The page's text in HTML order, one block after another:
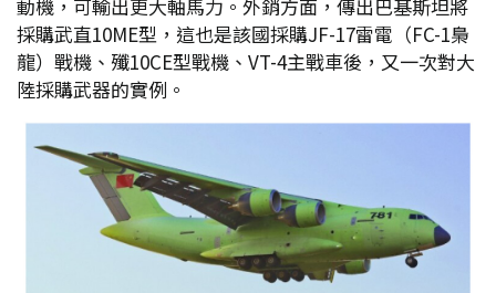
動機，可輸出更大軸馬力。外銷方面，傳出巴基斯坦將
採購武直10ME型，這也是該國採購JF-17雷電（FC-1梟
龍）戰機、殲10CE型戰機、VT-4主戰車後，又一次對大
陸採購武器的實例。